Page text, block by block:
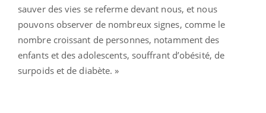
sauver des vies se referme devant nous, et nous
pouvons observer de nombreux signes, comme le
nombre croissant de personnes, notamment des
enfants et des adolescents, souffrant d’obésité, de
surpoids et de diabète. »